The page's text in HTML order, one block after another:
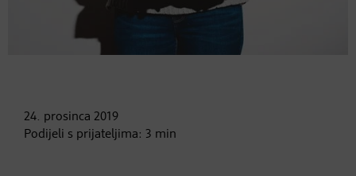
24. prosinca 2019
Podijeli s prijateljima: 3 min